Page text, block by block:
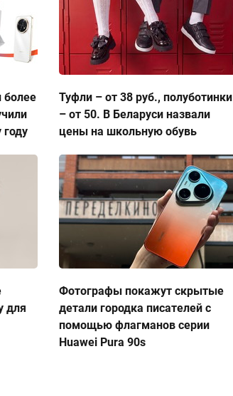
более
Туфли – от 38 руб., полуботинки
– от 50. В Беларуси назвали
цены на школьную обувь
для
Фотографы покажут скрытые
детали городка писателей с
помощью флагманов серии
Huawei Pura 90s